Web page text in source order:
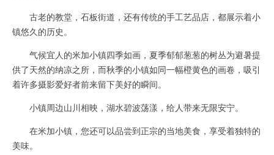
古老的教堂，石板街道，还有传统的手工艺品店，都展示着小
镇悠久的历史。
气候宜人的米加小镇四季如画，夏季郁郁葱葱的树丛为避暑提
供了天然的纳凉之所，而秋季的小镇如同一幅橙黄色的画卷，吸引
着许多摄影爱好者前来留下美好的瞬间。
小镇周边山川相映，湖水碧波荡漾，给人带来无限安宁。
在米加小镇，您还可以品尝到正宗的当地美食，享受着独特的
美味。